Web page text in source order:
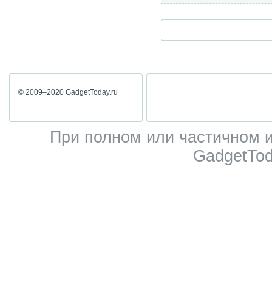
© 2009–2020 GadgetToday.ru
При полном или частичном